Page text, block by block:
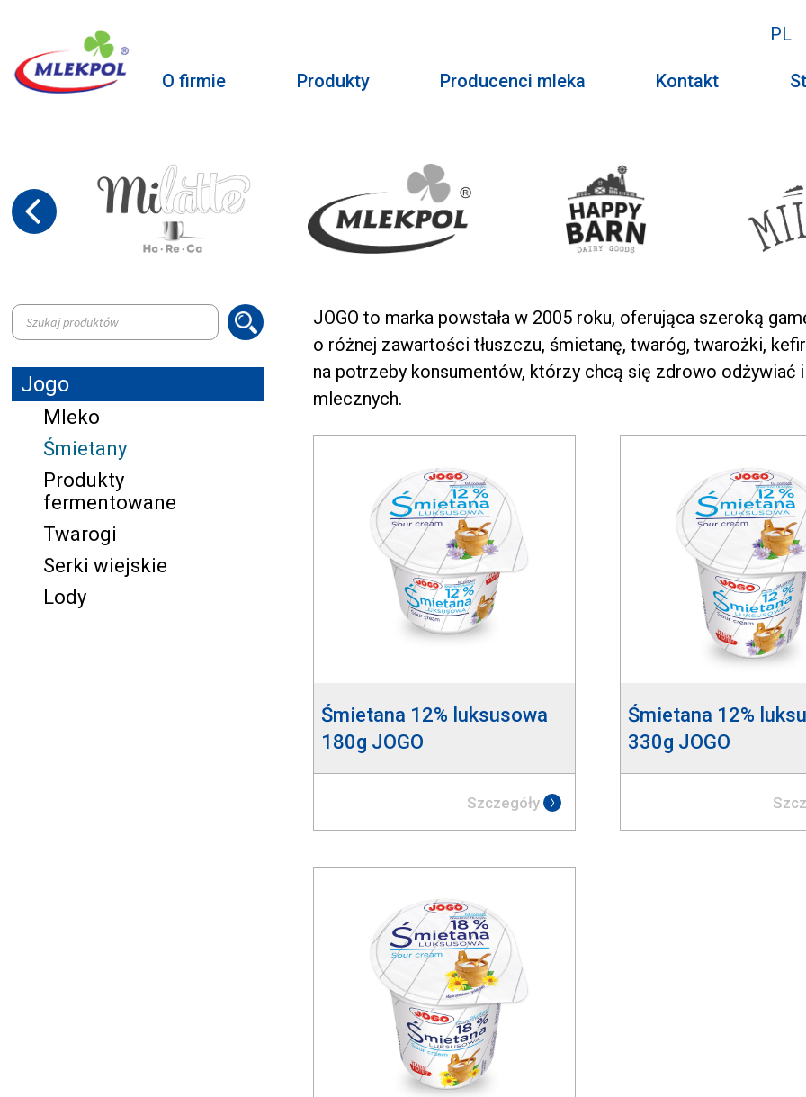
PL
O firmie Produkty Producenci mleka Kontakt
Wyszukiwarka
produktów
Jogo
Mleko
Śmietany
Produkty
fermentowane
Twarogi
Serki wiejskie
Lody
JOGO to marka powstała w 2005 roku, oferująca szeroką
o różnej zawartości tłuszczu, śmietanę, twaróg, twarożki,
na potrzeby konsumentów, którzy chcą się zdrowo
mlecznych.
Śmietana 12% luksusowa
180g JOGO
Szczegóły
Śmietana 12%
330g JOGO